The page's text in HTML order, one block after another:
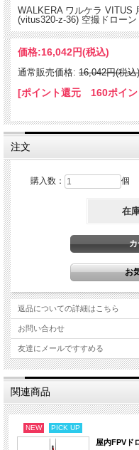
WALKERA ワルケラ VITUS
(vitus320-z-36) 空撮ドローン
価格:16,042円(税込)
通常販売価格: 16,042円(税込)
[ポイント還元 160ポイン
注文
購入数： 個
在
返品についての詳細はこちら
お問い合わせ
友達にメールですすめる
関連商品
NEW PICK UP
屋内FPVド